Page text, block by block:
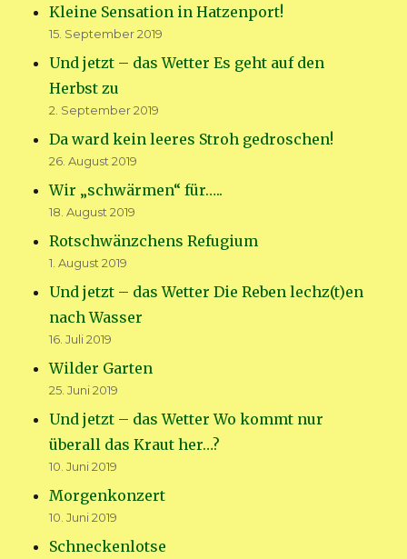
Kleine Sensation in Hatzenport!
15. September 2019
Und jetzt – das Wetter Es geht auf den
Herbst zu
2. September 2019
Da ward kein leeres Stroh gedroschen!
26. August 2019
Wir „schwärmen“ für…..
18. August 2019
Rotschwänzchens Refugium
1. August 2019
Und jetzt – das Wetter Die Reben lechz(t)en
nach Wasser
16. Juli 2019
Wilder Garten
25. Juni 2019
Und jetzt – das Wetter Wo kommt nur
überall das Kraut her…?
10. Juni 2019
Morgenkonzert
10. Juni 2019
Schneckenlotse